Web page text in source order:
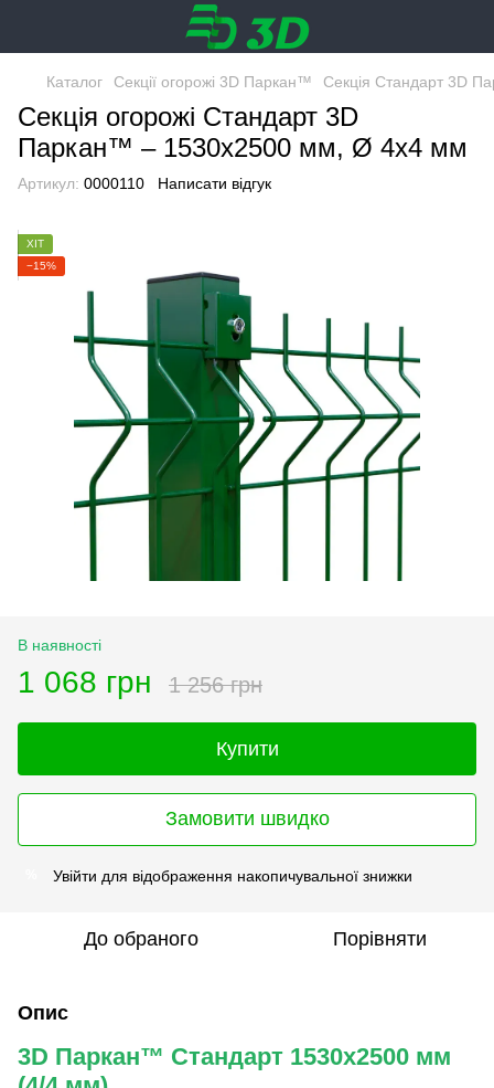
Каталог Секції огорожі 3D Паркан™ Секція Стандарт 3D
Секція огорожі Стандарт 3D
Паркан™ – 1530х2500 мм, Ø 4х4 мм
Артикул: 0000110 Написати відгук
ХІТ
−15%
В наявності
1 068 грн 1 256 грн
Купити
Замовити швидко
Увійти для відображення накопичувальної знижки
До обраного Порівняти
Опис
3D Паркан™ Стандарт 1530x2500 мм